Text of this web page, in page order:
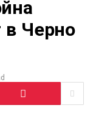
в Черно